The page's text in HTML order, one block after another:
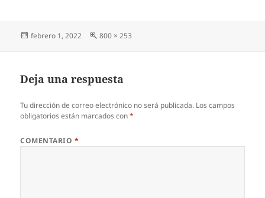
Publicado
febrero 1, 2022
Tamaño
800 × 253
Deja una respuesta
Tu dirección de correo electrónico no será publicada. Los campos
obligatorios están marcados con*
COMENTARIO *